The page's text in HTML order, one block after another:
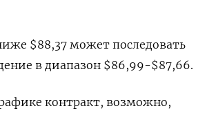
$88,37 может последовать
в диапазон $86,99-$87,66.
контракт, возможно,